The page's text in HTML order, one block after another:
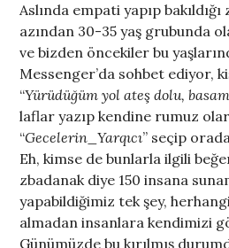
Aslında empati yapıp
azından 30-35 yaş grubunda
ve bizden öncekiler bu
Messenger’da sohbet ediyor,
“Yürüdüğüm yol ateş dolu,
laflar yazıp kendine rumuz
“Gecelerin_Yarqıcı” seçip
Eh, kimse de bunlarla ilgili
zbadanak diye 150 insana
yapabildiğimiz tek şey,
almadan insanlara kendimizi
Günümüzde bu kırılmış